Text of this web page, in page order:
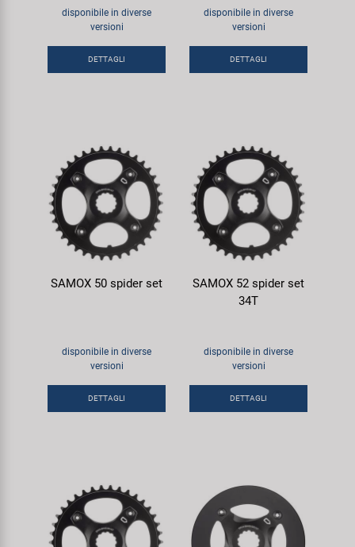
disponibile in diverse
versioni
DETTAGLI
disponibile in diverse
versioni
DETTAGLI
SAMOX 50 spider set
disponibile in diverse
versioni
DETTAGLI
SAMOX 52 spider set
34T
disponibile in diverse
versioni
DETTAGLI